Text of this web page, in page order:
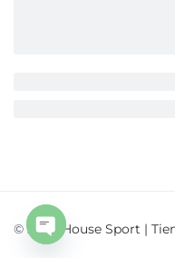
© 2026 House Sport |
O
p
e
n
c
h
aty